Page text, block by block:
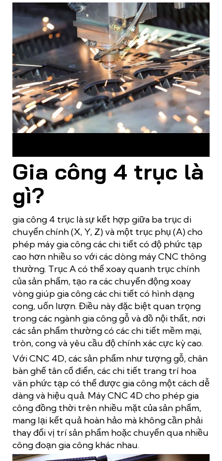
Gia công 4 trục là
gì?
gia công 4 trục là sự kết hợp giữa ba trục di
chuyển chính (X, Y, Z) và một trục phụ (A) cho
phép máy gia công các chi tiết có độ phức tạp
cao hơn nhiều so với các dòng máy CNC thông
thường. Trục A có thể xoay quanh trục chính
của sản phẩm, tạo ra các chuyển động xoay
vòng giúp gia công các chi tiết có hình dạng
cong, uốn lượn. Điều này đặc biệt quan trọng
trong các ngành gia công gỗ và đồ nội thất, nơi
các sản phẩm thường có các chi tiết mềm mại,
tròn, cong và yêu cầu độ chính xác cực kỳ cao.
Với CNC 4D, các sản phẩm như tượng gỗ, chân
bàn ghế tân cổ điển, các chi tiết trang trí hoa
văn phức tạp có thể được gia công một cách dễ
dàng và hiệu quả. Máy CNC 4D cho phép gia
công đồng thời trên nhiều mặt của sản phẩm,
mang lại kết quả hoàn hảo mà không cần phải
thay đổi vị trí sản phẩm hoặc chuyển qua nhiều
công đoạn gia công khác nhau.